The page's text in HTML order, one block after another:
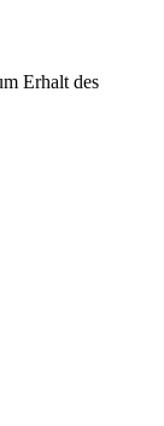
Erhalt des